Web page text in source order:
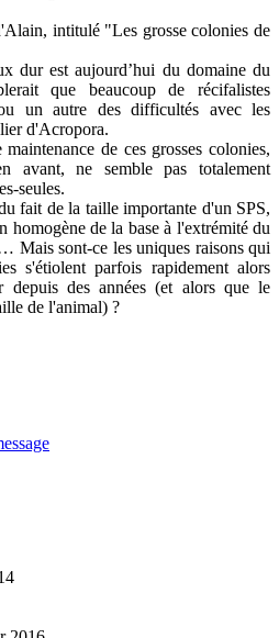
intitulé "Les grosse colonies de
dur est aujourd’hui du domaine du
que beaucoup de récifalistes
un autre des difficultés avec les
d'Acropora.
de ces grosses colonies,
avant, ne semble pas totalement
seules.
fait de la taille importante d'un SPS,
homogène de la base à l'extrémité du
Mais sont-ce les uniques raisons qui
s'étiolent parfois rapidement alors
depuis des années (et alors que le
de l'animal) ?